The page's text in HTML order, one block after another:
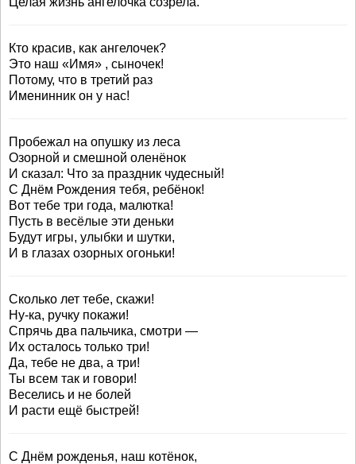
Кто красив, как ангелочек?
Это наш «Имя» , сыночек!
Потому, что в третий раз
Именинник он у нас!
Пробежал на опушку из леса
Озорной и смешной оленёнок
И сказал: Что за праздник чудесный!
С Днём Рождения тебя, ребёнок!
Вот тебе три года, малютка!
Пусть в весёлые эти деньки
Будут игры, улыбки и шутки,
И в глазах озорных огоньки!
Сколько лет тебе, скажи!
Ну-ка, ручку покажи!
Спрячь два пальчика, смотри —
Их осталось только три!
Да, тебе не два, а три!
Ты всем так и говори!
Веселись и не болей
И расти ещё быстрей!
С Днём рожденья, наш котёнок,